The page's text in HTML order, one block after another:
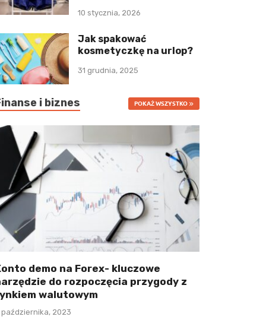
10 stycznia, 2026
Jak spakować
kosmetyczkę na urlop?
31 grudnia, 2025
i biznes POKAŻ WSZYSTKO
demo na Forex- kluczowe
do rozpoczęcia przygody z
walutowym
października, 2023